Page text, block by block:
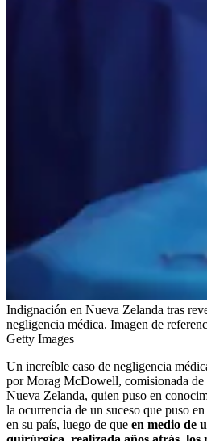
Indignación en Nueva Zelanda tras
negligencia médica. Imagen de
Getty Images
Un increíble caso de negligencia
por Morag McDowell, comisionada de
Nueva Zelanda, quien puso en
la ocurrencia de un suceso que puso
en su país, luego de que en medio de